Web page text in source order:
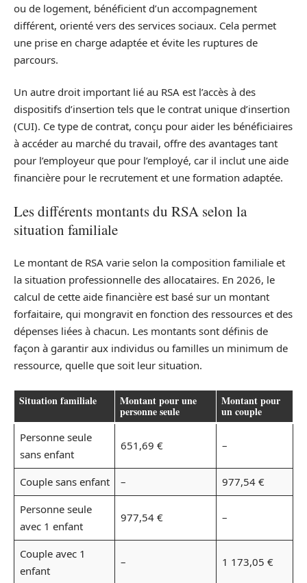
ou de logement, bénéficient d’un accompagnement
différent, orienté vers des services sociaux. Cela permet
une prise en charge adaptée et évite les ruptures de
parcours.
Un autre droit important lié au RSA est l’accès à des
dispositifs d’insertion tels que le contrat unique d’insertion
(CUI). Ce type de contrat, conçu pour aider les bénéficiaires
à accéder au marché du travail, offre des avantages tant
pour l’employeur que pour l’employé, car il inclut une aide
financière pour le recrutement et une formation adaptée.
Les différents montants du RSA selon la
situation familiale
Le montant de RSA varie selon la composition familiale et
la situation professionnelle des allocataires. En 2026, le
calcul de cette aide financière est basé sur un montant
forfaitaire, qui mongravit en fonction des ressources et des
dépenses liées à chacun. Les montants sont définis de
façon à garantir aux individus ou familles un minimum de
ressource, quelle que soit leur situation.
Situation familiale Montant pour une
personne seule
Montant pour
un couple
Personne seule
sans enfant
651,69 € –
Couple sans enfant –
977,54 €
Personne seule
avec 1 enfant
977,54 € –
Couple avec 1
enfant
– 1 173,05 €